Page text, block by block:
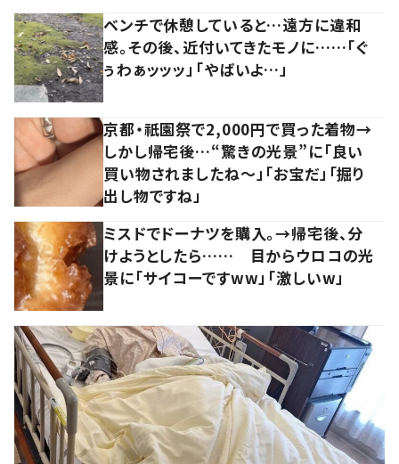
ベンチで休憩していると…遠方に違和
感。その後、近付いてきたモノに……「ぐ
ぅわぁッッッ」「やばいよ…」
京都・祇園祭で2,000円で買った着物→
しかし帰宅後…“驚きの光景”に「良い
買い物されましたね～」「お宝だ」「掘り
出し物ですね」
ミスドでドーナツを購入。→帰宅後、分
けようとしたら…… 目からウロコの光
景に「サイコーですww」「激しいw」